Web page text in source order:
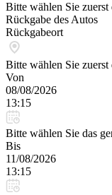
Bitte wählen Sie
Rückgabe des Autos
Rückgabeort
Bitte wählen Sie zuerst
Von
08/08/2026
13:15
Bitte wählen Sie das
Bis
11/08/2026
13:15